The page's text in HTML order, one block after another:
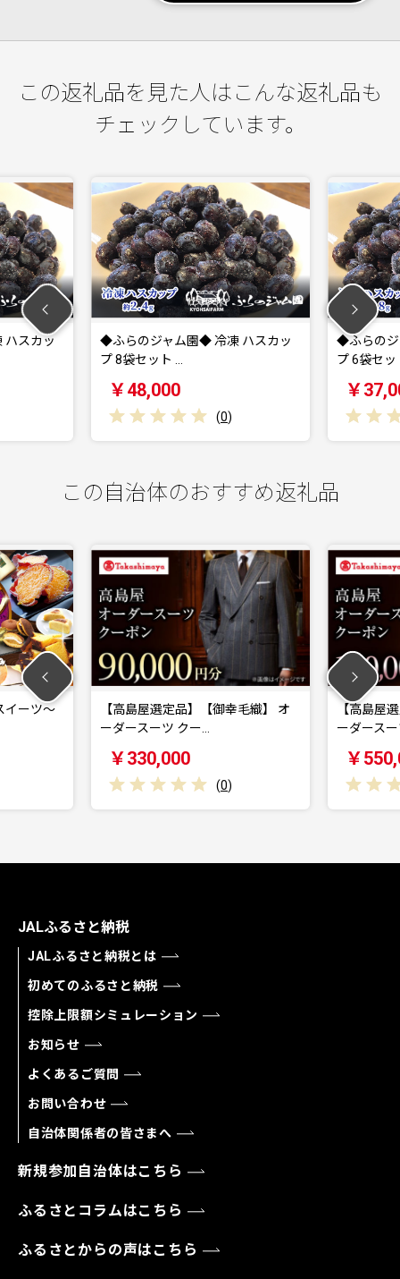
この返礼品を見た人はこんな返礼品も
チェックしています。
のジャム園◆ 冷凍 ハスカッ
◆ふらのジャム園◆ 冷凍 ハスカッ
この自治体のおすすめ返礼品
〜
【高島屋選定品】【御幸毛織】 オ
ーダースーツ クー…
￥330,000
( 0)
【高島屋選定品
ーダースーツ ク
￥550,000
JALふるさと納税
JALふるさと納税とは
初めてのふるさと納税
控除上限額シミュレーション
お知らせ
よくあるご質問
お問い合わせ
自治体関係者の皆さまへ
新規参加自治体はこちら
ふるさとコラムはこちら
ふるさとからの声はこちら